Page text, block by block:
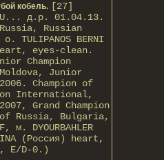
кобель. [27]
U... д.р. 01.04.13.
Russian
TULIPANOS BERNI
eyes-clean.
Champion
Junior
Champion of
International,
Grand Champion
of Russia, Bulgaria,
DYOURBAHLER
(Россия) heart,
E/D-0.)